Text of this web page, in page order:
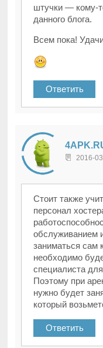
штучки — кому-
данного блога.
Всем пока!
Ответить
2016-
Стоит также
персонал
обслуживанием
заниматься сам
необходимо
специалиста
Поэтому при
нужно будет
который
Ответить